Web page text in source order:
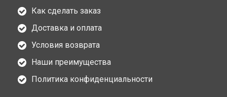
Как сделать заказ
Доставка и оплата
Условия возврата
Наши преимущества
Политика конфиденциальности